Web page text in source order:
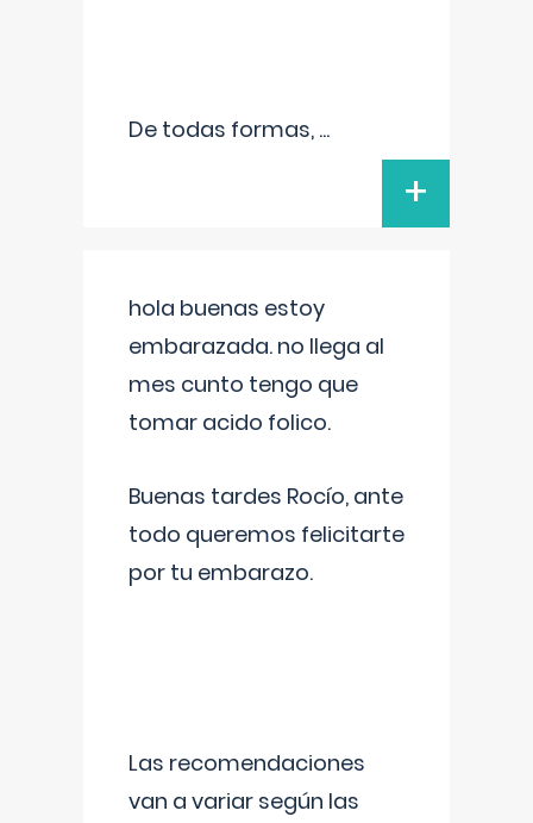
De todas formas, ...
+
hola buenas estoy
embarazada. no llega al
mes cunto tengo que
tomar acido folico.
Buenas tardes Rocío, ante
todo queremos felicitarte
por tu embarazo.
Las recomendaciones
van a variar según las